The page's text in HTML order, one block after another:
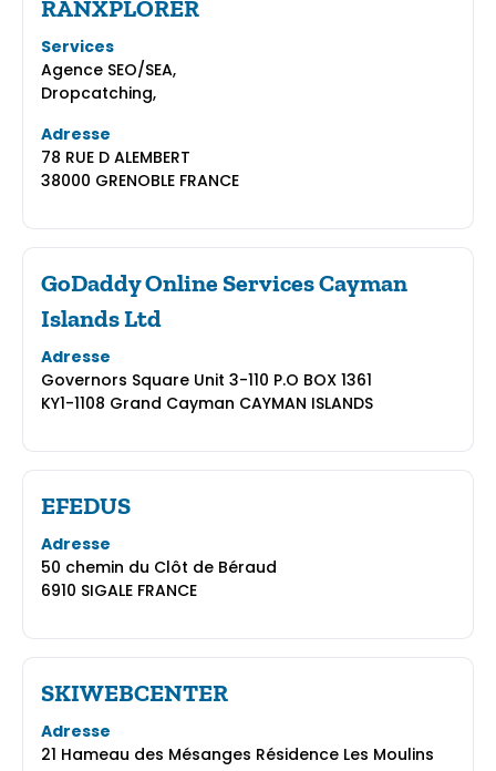
RANXPLORER
Services
Agence SEO/SEA,
Dropcatching,
Adresse
78 RUE D ALEMBERT
38000 GRENOBLE FRANCE
GoDaddy Online Services Cayman
Islands Ltd
Adresse
Governors Square Unit 3-110 P.O BOX 1361
KY1-1108 Grand Cayman CAYMAN ISLANDS
EFEDUS
Adresse
50 chemin du Clôt de Béraud
6910 SIGALE FRANCE
SKIWEBCENTER
Adresse
21 Hameau des Mésanges Résidence Les Moulins